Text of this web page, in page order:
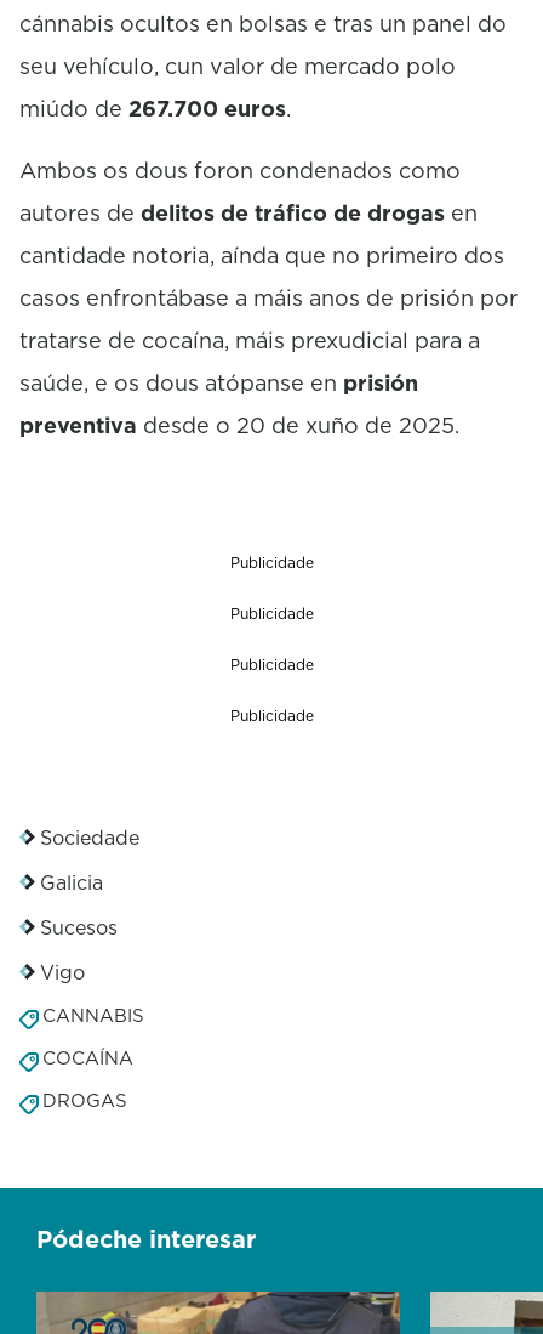
cánnabis ocultos en bolsas e tras un panel do
seu vehículo, cun valor de mercado polo
miúdo de 267.700 euros.
Ambos os dous foron condenados como
autores de delitos de tráfico de drogas en
cantidade notoria, aínda que no primeiro dos
casos enfrontábase a máis anos de prisión por
tratarse de cocaína, máis prexudicial para a
saúde, e os dous atópanse en prisión
preventiva desde o 20 de xuño de 2025.
Publicidade
Publicidade
Publicidade
Publicidade
Sociedade
Galicia
Sucesos
Vigo
CANNABIS
COCAÍNA
DROGAS
Pódeche interesar